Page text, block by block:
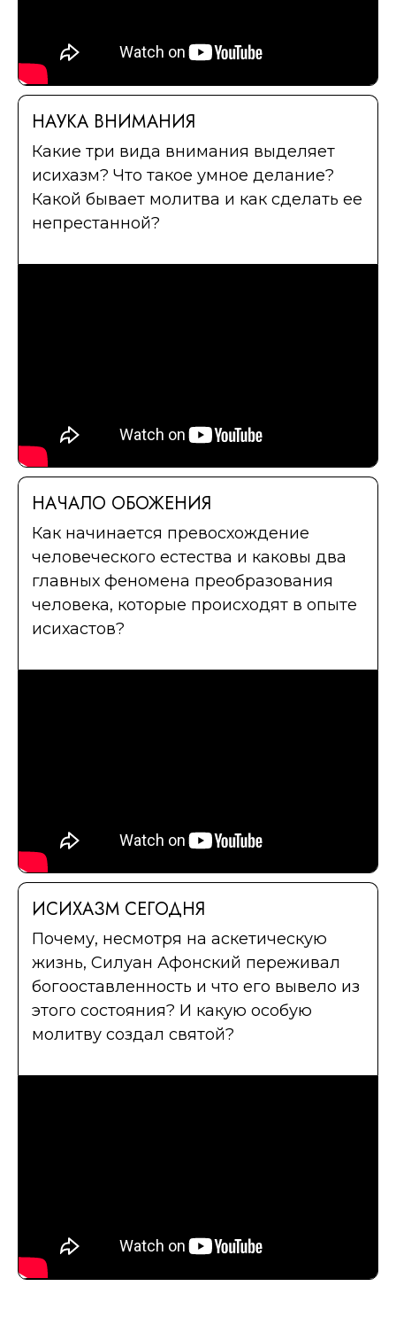
НАУКА ВНИМАНИЯ
Какие три вида внимания выделяет
исихазм? Что такое умное делание?
Какой бывает молитва и как сделать ее
непрестанной?
НАЧАЛО ОБОЖЕНИЯ
Как начинается превосхождение
человеческого естества и каковы два
главных феномена преобразования
человека, которые происходят в опыте
исихастов?
ИСИХАЗМ СЕГОДНЯ
Почему, несмотря на аскетическую
жизнь, Силуан Афонский переживал
богооставленность и что его вывело из
этого состояния? И какую особую
молитву создал святой?